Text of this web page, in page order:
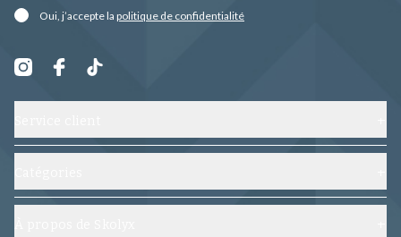
Oui, j’accepte la politique de confidentialité
Contactez-nous
Foire aux questions
Chaussures